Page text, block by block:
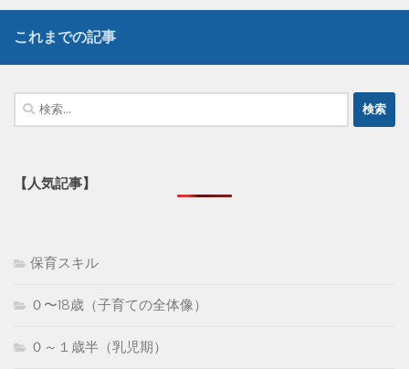
これまでの記事
検
索:
【人気記事】
保育スキル
０〜18歳（子育ての全体像）
０～１歳半（乳児期）